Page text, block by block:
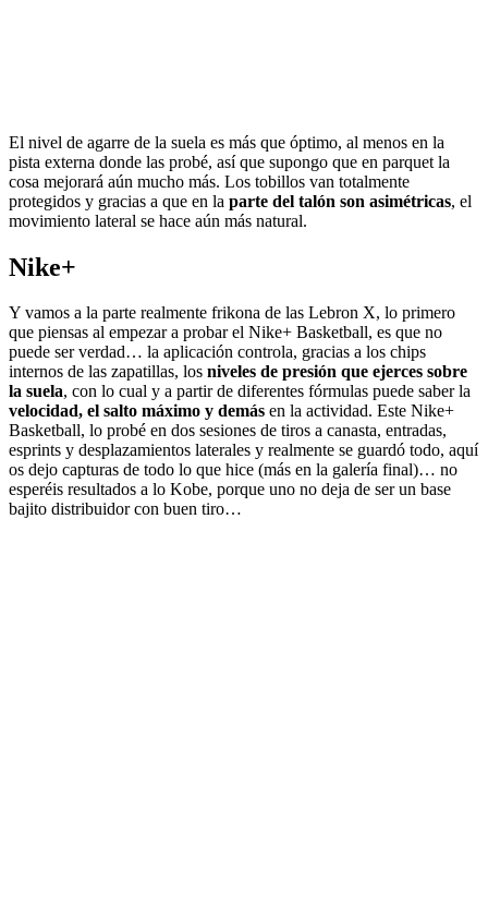
El nivel de agarre de la suela es más que óptimo, al menos en la
pista externa donde las probé, así que supongo que en parquet la
cosa mejorará aún mucho más. Los tobillos van totalmente
protegidos y gracias a que en la parte del talón son asimétricas, el
movimiento lateral se hace aún más natural.
Nike+
Y vamos a la parte realmente frikona de las Lebron X, lo primero
que piensas al empezar a probar el Nike+ Basketball, es que no
puede ser verdad… la aplicación controla, gracias a los chips
internos de las zapatillas, los niveles de presión que ejerces sobre
la suela, con lo cual y a partir de diferentes fórmulas puede saber la
velocidad, el salto máximo y demás en la actividad. Este Nike+
Basketball, lo probé en dos sesiones de tiros a canasta, entradas,
esprints y desplazamientos laterales y realmente se guardó todo, aquí
os dejo capturas de todo lo que hice (más en la galería final)… no
esperéis resultados a lo Kobe, porque uno no deja de ser un base
bajito distribuidor con buen tiro…